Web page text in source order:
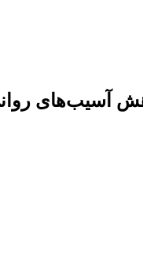
آسیب‌های